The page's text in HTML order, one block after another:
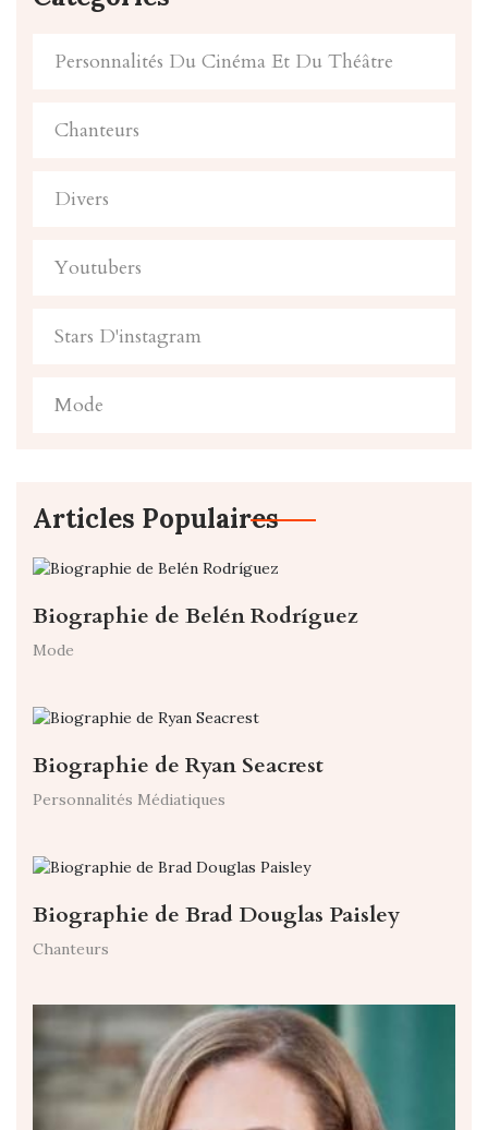
Personnalités Du Cinéma Et Du Théâtre
Chanteurs
Divers
Youtubers
Stars D'instagram
Mode
Articles Populaires
Biographie de Belén Rodríguez
Mode
Biographie de Ryan Seacrest
Personnalités Médiatiques
Biographie de Brad Douglas Paisley
Chanteurs